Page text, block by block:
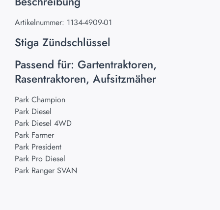
Artikelnummer: 1134-4909-01
Stiga Zündschlüssel
Passend für: Gartentraktoren,
Rasentraktoren, Aufsitzmäher
Park Champion
Park Diesel
Park Diesel 4WD
Park Farmer
Park President
Park Pro Diesel
Park Ranger SVAN